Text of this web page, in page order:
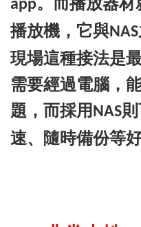
app
播放機，它與NAS
現場這種接法是
需要經過電腦，
題，而採用 NAS
速、隨時備份等好